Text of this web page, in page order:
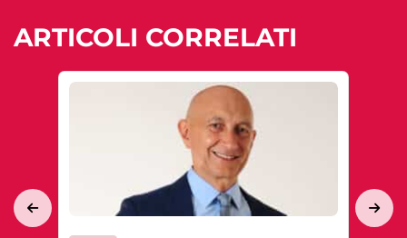
ARTICOLI CORRELATI